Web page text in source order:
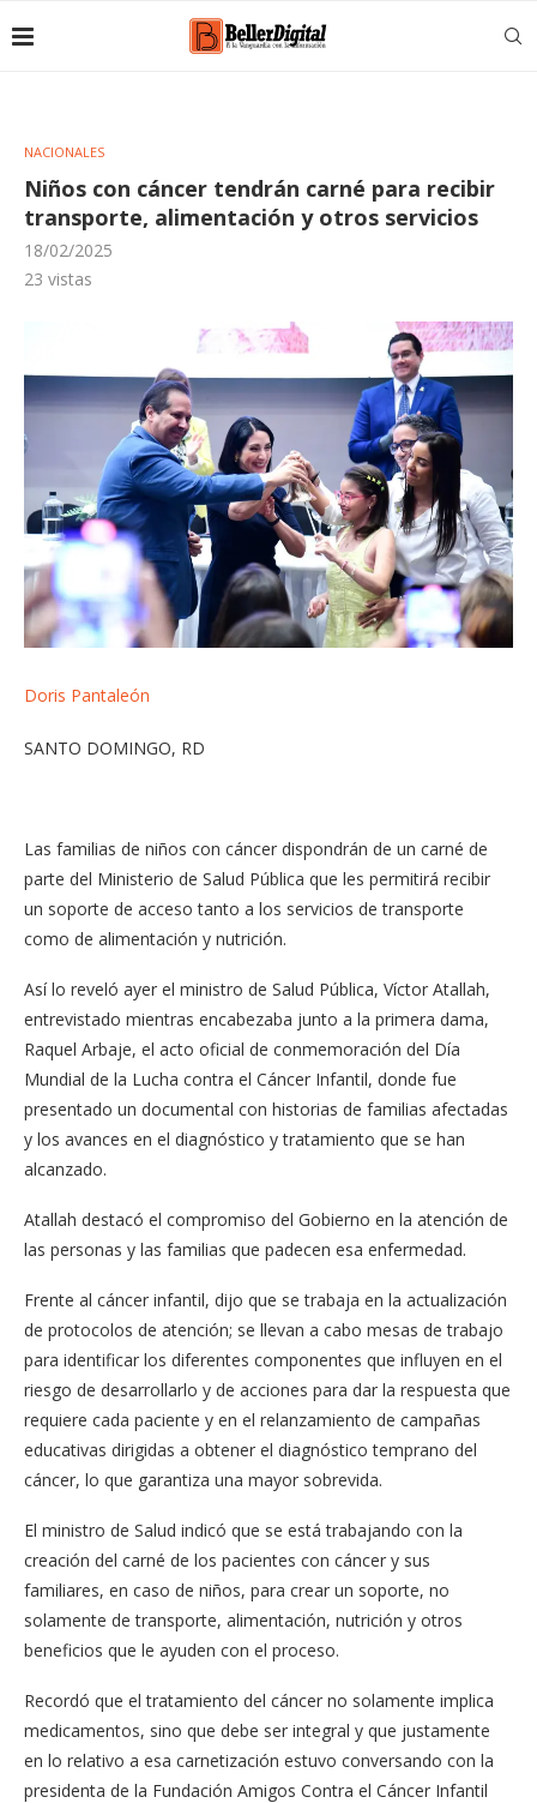
NACIONALES
Niños con cáncer tendrán carné para recibir
transporte, alimentación y otros servicios
18/02/2025
23 vistas
Doris Pantaleón
SANTO DOMINGO, RD
Las familias de niños con cáncer dispondrán de un carné de
parte del Ministerio de Salud Pública que les permitirá recibir
un soporte de acceso tanto a los servicios de transporte
como de alimentación y nutrición.
Así lo reveló ayer el ministro de Salud Pública, Víctor Atallah,
entrevistado mientras encabezaba junto a la primera dama,
Raquel Arbaje, el acto oficial de conmemoración del Día
Mundial de la Lucha contra el Cáncer Infantil, donde fue
presentado un documental con historias de familias afectadas
y los avances en el diagnóstico y tratamiento que se han
alcanzado.
Atallah destacó el compromiso del Gobierno en la atención de
las personas y las familias que padecen esa enfermedad.
Frente al cáncer infantil, dijo que se trabaja en la actualización
de protocolos de atención; se llevan a cabo mesas de trabajo
para identificar los diferentes componentes que influyen en el
riesgo de desarrollarlo y de acciones para dar la respuesta que
requiere cada paciente y en el relanzamiento de campañas
educativas dirigidas a obtener el diagnóstico temprano del
cáncer, lo que garantiza una mayor sobrevida.
El ministro de Salud indicó que se está trabajando con la
creación del carné de los pacientes con cáncer y sus
familiares, en caso de niños, para crear un soporte, no
solamente de transporte, alimentación, nutrición y otros
beneficios que le ayuden con el proceso.
Recordó que el tratamiento del cáncer no solamente implica
medicamentos, sino que debe ser integral y que justamente
en lo relativo a esa carnetización estuvo conversando con la
presidenta de la Fundación Amigos Contra el Cáncer Infantil